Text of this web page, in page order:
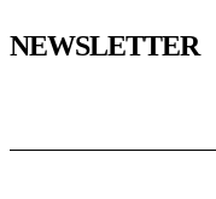
NEWSLETTER